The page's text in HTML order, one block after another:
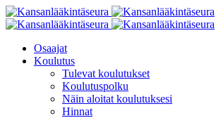
Osaajat
Koulutus
Tulevat koulutukset
Koulutuspolku
Näin aloitat koulutuksesi
Hinnat